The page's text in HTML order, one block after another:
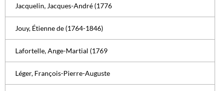
Jacquelin, Jacques-André (1776
Jouy, Étienne de (1764-1846)
Lafortelle, Ange-Martial (1769
Léger, François-Pierre-Auguste